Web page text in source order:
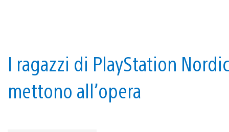
I ragazzi di PlayStation
mettono all’opera